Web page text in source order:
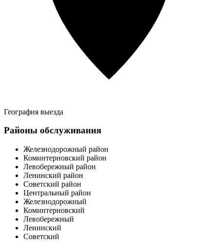
География выезда
Районы обслуживания
Железнодорожный район
Коминтерновский район
Левобережный район
Ленинский район
Советский район
Центральный район
Железнодорожный
Коминтерновский
Левобережный
Ленинский
Советский